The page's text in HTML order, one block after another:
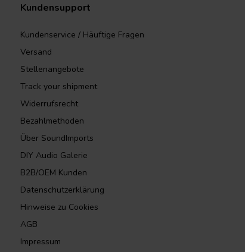
Kundensupport
Kundenservice / Häuftige Fragen
Versand
Stellenangebote
Track your shipment
Widerrufsrecht
Bezahlmethoden
Über SoundImports
DIY Audio Galerie
B2B/OEM Kunden
Datenschutzerklärung
Hinweise zu Cookies
AGB
Impressum